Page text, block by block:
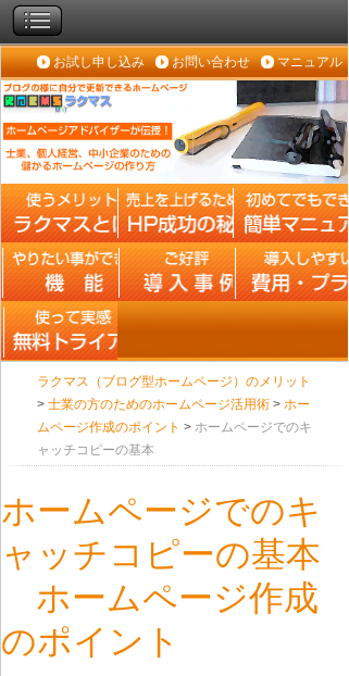
お試し申し込み お問い合わせ マニュアル
ラクマス（ブログ型ホームページ）のメリット
> 士業の方のためのホームページ活用術 > ホー
ムページ作成のポイント > ホームページでのキ
ャッチコピーの基本
ホームページでのキ
ャッチコピーの基本
ホームページ作成
のポイント